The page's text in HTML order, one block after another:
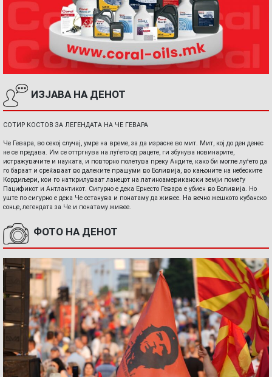
ИЗЈАВА НА ДЕНОТ
СОТИР КОСТОВ ЗА ЛЕГЕНДАТА НА ЧЕ ГЕВАРА
Че Гевара, во секој случај, умре на време, за да израсне во мит. Мит, кој до ден денес
не се предава. Им се оттргнува на луѓето од рацете, ги збунува новинарите,
истражувачите и науката, и повторно полетува преку Андите, како би могле луѓето да
го бараат и среќаваат во далеките прашуми во Боливија, во кањоните на небеските
Кордиљери, кои го наткрилуваат ланецот на латиноамерикански земји помеѓу
Пацификот и Антлантикот. Сигурно е дека Ернесто Гевара е убиен во Боливија. Но
уште по сигурно е дека Че останува и понатаму да живее. На вечно жешкото кубанско
сонце, легендата за Че и понатаму живее.
ФОТО НА ДЕНОТ